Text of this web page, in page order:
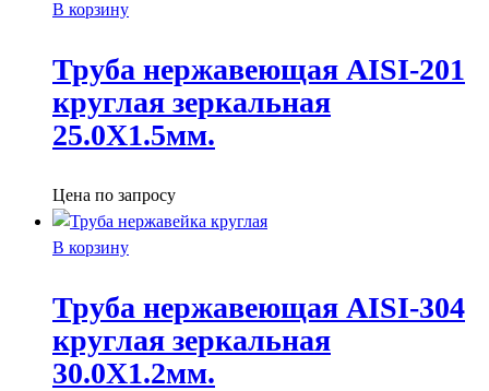
В корзину
Труба нержавеющая AISI-201
круглая зеркальная
25.0X1.5мм.
Цена по запросу
В корзину
Труба нержавеющая AISI-304
круглая зеркальная
30.0X1.2мм.